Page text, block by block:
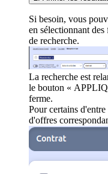
Si besoin, vous
en sélectionnant des
de recherche.
La recherche est
le bouton «
ferme.
Pour certains
d'offres